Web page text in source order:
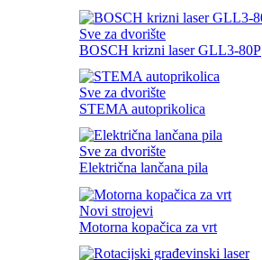
Sve za dvorište
BOSCH krizni laser GLL3-80P
Sve za dvorište
STEMA autoprikolica
Sve za dvorište
Električna lančana pila
Novi strojevi
Motorna kopačica za vrt